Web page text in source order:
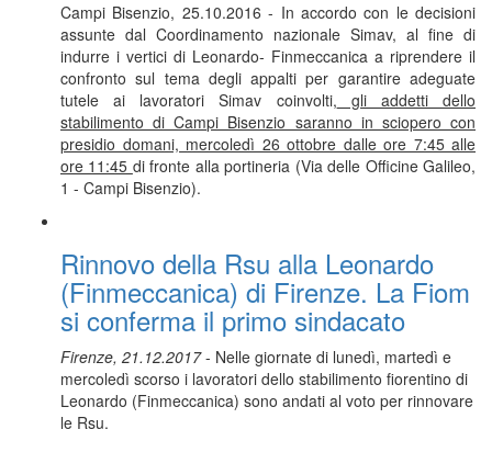
Campi Bisenzio, 25.10.2016 - In accordo con le decisioni
assunte dal Coordinamento nazionale Simav, al fine di
indurre i vertici di Leonardo‐ Finmeccanica a riprendere il
confronto sul tema degli appalti per garantire adeguate
tutele ai lavoratori Simav coinvolti, gli addetti dello
stabilimento di Campi Bisenzio saranno in sciopero con
presidio domani, mercoledì 26 ottobre dalle ore 7:45 alle
ore 11:45 di fronte alla portineria (Via delle Officine Galileo,
1 - Campi Bisenzio).
Rinnovo della Rsu alla Leonardo
(Finmeccanica) di Firenze. La Fiom
si conferma il primo sindacato
Firenze, 21.12.2017- Nelle giornate di lunedì, martedì e
mercoledì scorso i lavoratori dello stabilimento fiorentino di
Leonardo (Finmeccanica) sono andati al voto per rinnovare
le Rsu.